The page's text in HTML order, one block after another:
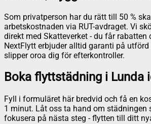
Som privatperson har du rätt till 50 %
arbetskostnaden via RUT-avdraget. Vi
direkt med Skatteverket - du får rabatten
NextFlytt erbjuder alltid garanti på
slipper oroa dig för efterkontroller.
Boka flyttstädning i Lunda
Fyll i formuläret här bredvid och få en
1 minut. Låt oss ta hand om städningen
fokusera på nästa steg - flytten till ditt